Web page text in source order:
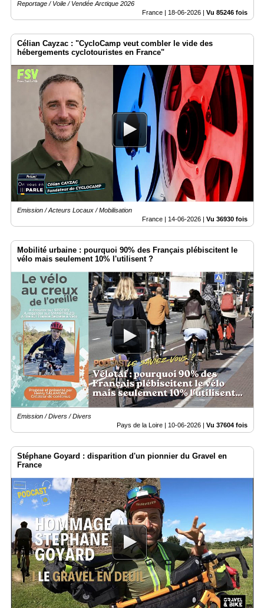
Reportage / Voile / Vendée Arctique 2026
France | 18-06-2026 Vu 85246 fois
Célian Cayzac : "CycloCamp veut combler le vide des
hébergements cyclotouristes en France"
Emission / Acteurs Locaux / Mobilisation
France | 14-06-2026 | Vu 36930 fois
Mobilité urbaine : pourquoi 90% des Français plébiscitent le
vélo mais seulement 10% l'utilisent ?
Emission / Divers / Divers
Pays de la Loire | 10-06-2026 | Vu 37604 fois
Stéphane Goyard : disparition d'un pionnier du Gravel en
France